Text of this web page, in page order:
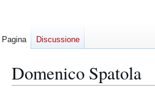
Domenico Spatola
Pagina Discussione